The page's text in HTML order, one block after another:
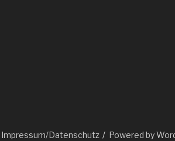
Impressum/Datenschutz Powered by